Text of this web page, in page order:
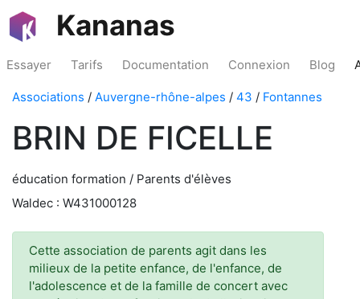
Kananas
Essayer Tarifs Documentation Connexion Blog
Associations / Auvergne-rhône-alpes / 43 / Fontannes
BRIN DE FICELLE
éducation formation / Parents d'élèves
Waldec : W431000128
Cette association de parents agit dans les
milieux de la petite enfance, de l'enfance, de
l'adolescence et de la famille de concert avec